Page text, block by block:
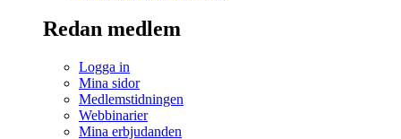
Redan medlem
Logga in
Mina sidor
Medlemstidningen
Webbinarier
Mina erbjudanden